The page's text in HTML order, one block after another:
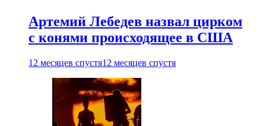
Артемий Лебедев назвал цирком
с конями происходящее в США
12 месяцев спустя12 месяцев спустя